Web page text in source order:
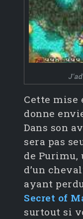
Cette mise
donne
Dans son
sera pas
de Purimu,
d’un
ayant
Secret of
surtout si